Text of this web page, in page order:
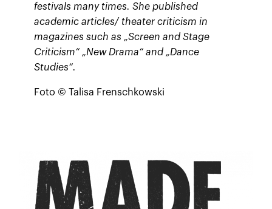
festivals many times. She published
academic articles/ theater criticism in
magazines such as „Screen and Stage
Criticism“ „New Drama“ and „Dance
Studies“.
Foto © Talisa Frenschkowski